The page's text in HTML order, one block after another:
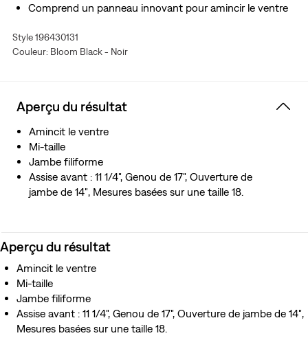
Comprend un panneau innovant pour amincir le ventre
bois de récolte durable
Style 196430131
Couleur: Bloom Black - Noir
Aperçu du résultat
Amincit le ventre
Mi-taille
Jambe filiforme
Assise avant : 11 1/4", Genou de 17", Ouverture de
jambe de 14″, Mesures basées sur une taille 18.
Aperçu du résultat
Amincit le ventre
Mi-taille
Jambe filiforme
Assise avant : 11 1/4", Genou de 17", Ouverture de jambe de 14″,
Mesures basées sur une taille 18.